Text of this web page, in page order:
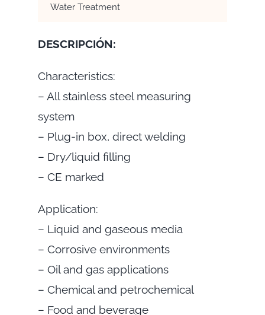
Water Treatment
DESCRIPCIÓN:
Characteristics:
– All stainless steel measuring
system
– Plug-in box, direct welding
– Dry/liquid filling
– CE marked
Application:
– Liquid and gaseous media
– Corrosive environments
– Oil and gas applications
– Chemical and petrochemical
– Food and beverage